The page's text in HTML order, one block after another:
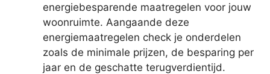
energiebesparende maatregelen voor jouw
woonruimte. Aangaande deze
energiemaatregelen check je onderdelen
zoals de minimale prijzen, de besparing per
jaar en de geschatte terugverdientijd.